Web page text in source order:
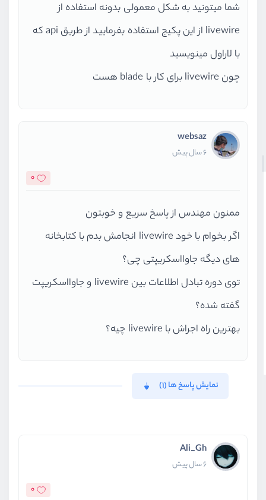
شما میتونید به شکل معمولی بدونه استفاده از
livewire از این پکیج استفاده بفرمایید از طریق api که
با لاراول مینویسید
چون livewire برای کار با blade هست
websaz
6 سال پیش
0
ممنون مهندس از پاسخ سریع و خوبتون
اگر بخوام با خود livewire انجامش بدم با کتابخانه
های دیگه جاوااسکریپتی چی؟
توی دوره تبادل اطلاعات بین livewire و جاوااسکریپت
گفته شده؟
بهترین راه اجراش با livewire چیه؟
نمایش پاسخ ها (1)
Ali_Gh
6 سال پیش
0